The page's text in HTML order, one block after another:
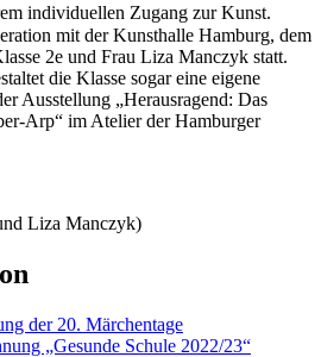
individuellen Zugang zur Kunst.
mit der Kunsthalle Hamburg, dem
2e und Frau Liza Manczyk statt.
die Klasse sogar eine eigene
Ausstellung „Herausragend: Das
Arp“ im Atelier der Hamburger
Liza Manczyk)
der 20. Märchentage
„Gesunde Schule 2022/23“